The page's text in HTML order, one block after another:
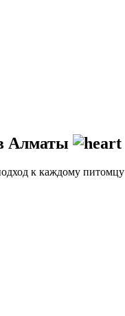
Алматы
к каждому питомцу